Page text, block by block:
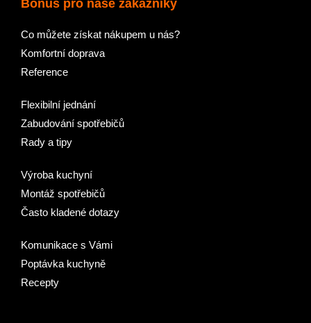
Bonus pro naše zákazníky
Co můžete získat nákupem u nás?
Komfortní doprava
Reference
Flexibilní jednání
Zabudování spotřebičů
Rady a tipy
Výroba kuchyní
Montáž spotřebičů
Často kladené dotazy
Komunikace s Vámi
Poptávka kuchyně
Recepty